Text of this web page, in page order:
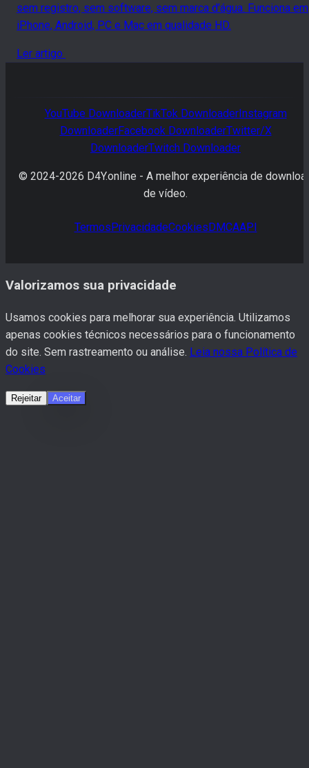
sem registro, sem software, sem marca d’água. Funciona em
iPhone, Android, PC e Mac em qualidade HD.
Ler artigo
YouTube DownloaderTikTok DownloaderInstagram
DownloaderFacebook DownloaderTwitter/X
DownloaderTwitch Downloader
© 2024-2026 D4Y.online - A melhor experiência de
de vídeo.
TermosPrivacidadeCookiesDMCAAPI
Valorizamos sua privacidade
Usamos cookies para melhorar sua experiência. Utilizamos
apenas cookies técnicos necessários para o funcionamento
do site. Sem rastreamento ou análise. Leia nossa Política de
Cookies
Rejeitar Aceitar